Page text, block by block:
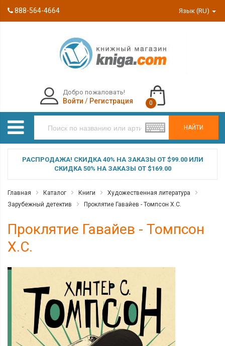
888-564-4664 Язык (RU)
НАЙТИ
Добро пожаловать!
Войти / Регистрация 0
РАСПРОДАЖА! СКИДКА 40% НА ЗАКАЗЫ ОТ $99.00 ИЛИ
СКИДКА 50% НА ЗАКАЗЫ ОТ $169.00
Главная Каталог Книги
Художественная литература
Зарубежный детектив
Проклятие Гавайев - Томпсон Х.С.
Проклятие Гавайев - Томпсон
Х.С.